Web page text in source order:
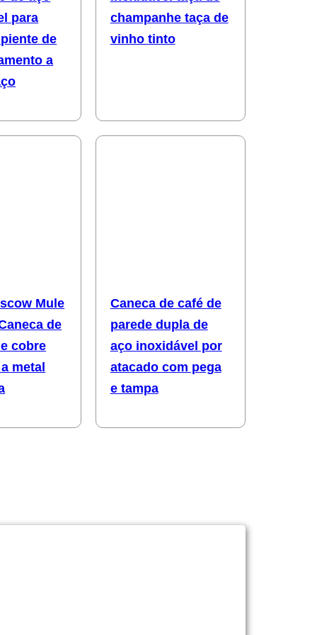
para
de
a
champanhe taça de
vinho tinto
Mule
de
cobre
metal
Caneca de café de
parede dupla de
aço inoxidável por
atacado com pega
e tampa